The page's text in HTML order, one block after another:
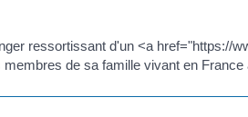
ressortissant d'un <a href="https://
de sa famille vivant en France